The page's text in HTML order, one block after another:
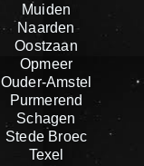
Muiden
Naarden
Oostzaan
Opmeer
Ouder-Amstel
Purmerend
Schagen
Stede Broec
Texel